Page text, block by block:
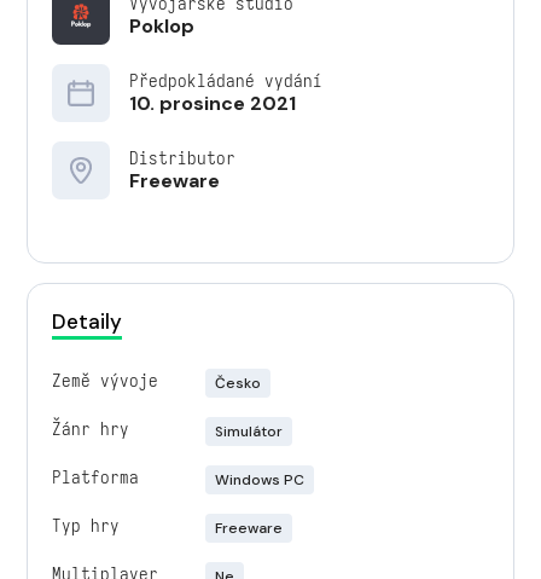
Poklop
Předpokládané vydání
10. prosince 2021
Distributor
Freeware
Detaily
Země vývoje Česko
Žánr hry Simulátor
Platforma Windows PC
Typ hry Freeware
Multiplayer